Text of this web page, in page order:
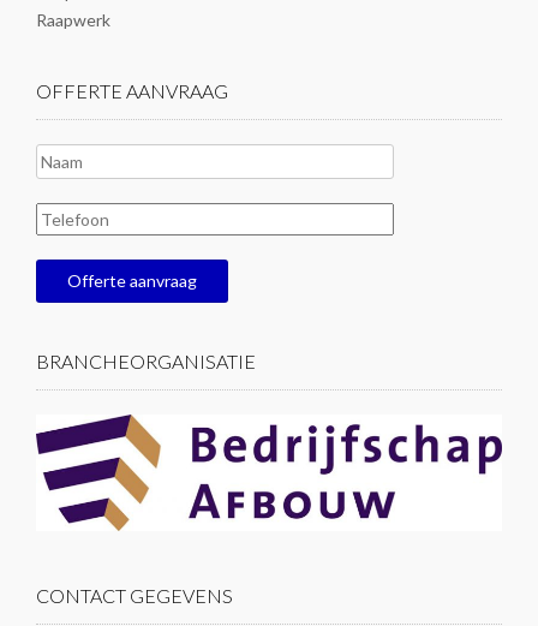
Raapwerk
OFFERTE AANVRAAG
BRANCHEORGANISATIE
CONTACT GEGEVENS